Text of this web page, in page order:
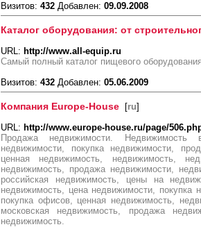
Визитов: 432 Добавлен: 09.09.2008
Каталог оборудования: от
URL: http://www.all-equip.ru
Самый полный каталог пищевого
Визитов: 432 Добавлен: 05.06.2009
Компания Europe-House [ru]
URL: http://www.europe-house.ru/page/
Продажа недвижимости.
недвижимости, покупка недвижимости,
ценная недвижимость, недвижимость,
недвижимость, продажа недвижимости,
российская недвижимость, цены на
недвижимость, цена недвижимости,
покупка офисов, ценная недвижимость,
московская недвижимость, продажа
недвижимость.